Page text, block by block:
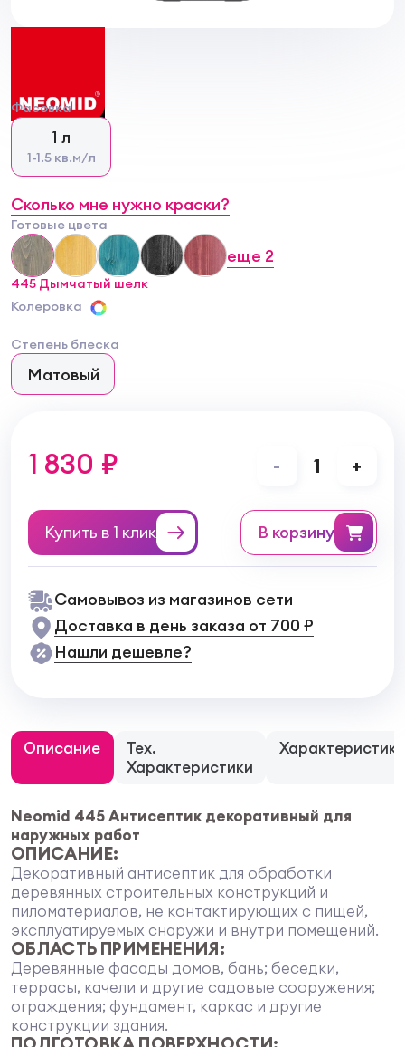
Фасовка
1 л
1-1.5 кв.м/л
Сколько мне нужно краски?
Готовые цвета
445 Дымчатый шелк
еще 2
Колеровка
Степень блеска
Матовый
1 830 ₽ - 1 +
Купить в 1 клик в корзину
Самовывоз из магазинов сети
Доставка в день заказа от 700 ₽
Нашли дешевле?
Описание
Тех.
Характеристики
Характеристики
Neomid 445 Антисептик декоративный для
наружных работ
ОПИСАНИЕ:
Декоративный антисептик для обработки
деревянных строительных конструкций и
пиломатериалов, не контактирующих с пищей,
эксплуатируемых снаружи и внутри помещений.
ОБЛАСТЬ ПРИМЕНЕНИЯ:
Деревянные фасады домов, бань; беседки,
террасы, качели и другие садовые сооружения;
ограждения; фундамент, каркас и другие
конструкции здания.